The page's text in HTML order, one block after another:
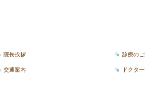
院長挨拶 診療の
交通案内 ドクタ